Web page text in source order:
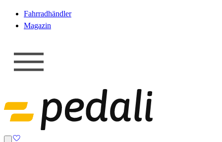
Fahrradhändler
Magazin